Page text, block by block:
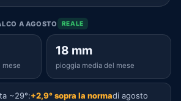
A AGOSTO REALE
mese
18 mm
pioggia media del mese
~29°:+2,9° sopra la normadi agosto